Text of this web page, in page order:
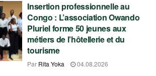
Insertion professionnelle au
Congo : L’association Owando
Pluriel forme 50 jeunes aux
métiers de l’hôtellerie et du
tourisme
Par Rita Yoka 04.08.2026